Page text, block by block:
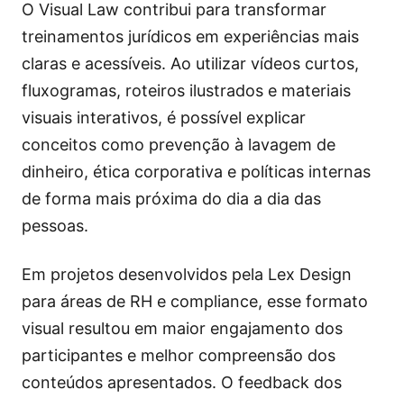
O Visual Law contribui para transformar
treinamentos jurídicos em experiências mais
claras e acessíveis. Ao utilizar vídeos curtos,
fluxogramas, roteiros ilustrados e materiais
visuais interativos, é possível explicar
conceitos como prevenção à lavagem de
dinheiro, ética corporativa e políticas internas
de forma mais próxima do dia a dia das
pessoas.
Em projetos desenvolvidos pela Lex Design
para áreas de RH e compliance, esse formato
visual resultou em maior engajamento dos
participantes e melhor compreensão dos
conteúdos apresentados. O feedback dos